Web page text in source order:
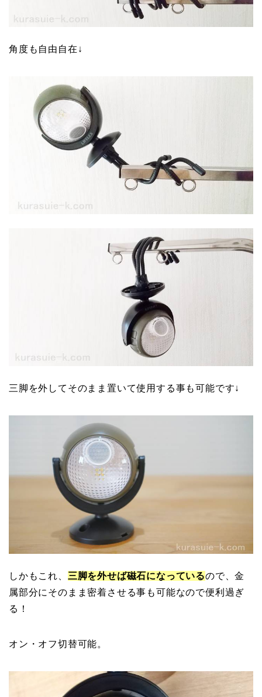
角度も自由自在↓
三脚を外してそのまま置いて使用する事も可能です↓
しかもこれ、 三脚を外せば磁石になっているので、金
属部分にそのまま密着させる事も可能なので便利過ぎ
る！
オン・オフ切替可能。